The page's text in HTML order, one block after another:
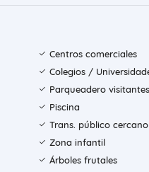
Centros comerciales
Colegios /
Parqueadero visitantes
Piscina
Trans. público cercano
Zona infantil
Árboles frutales